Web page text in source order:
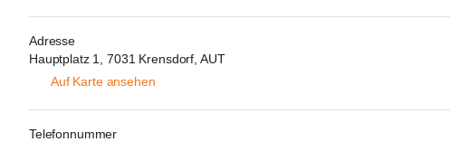
Adresse
Hauptplatz 1, 7031 Krensdorf, AUT
Auf Karte ansehen
Telefonnummer